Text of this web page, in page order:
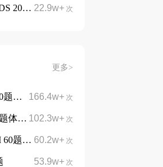
22.9w+ 次
20题 免费
更多>
166.4w+ 次
版 免费
102.3w+ 次
版 免费
60.2w+ 次
60题 免费
53.9w+ 次